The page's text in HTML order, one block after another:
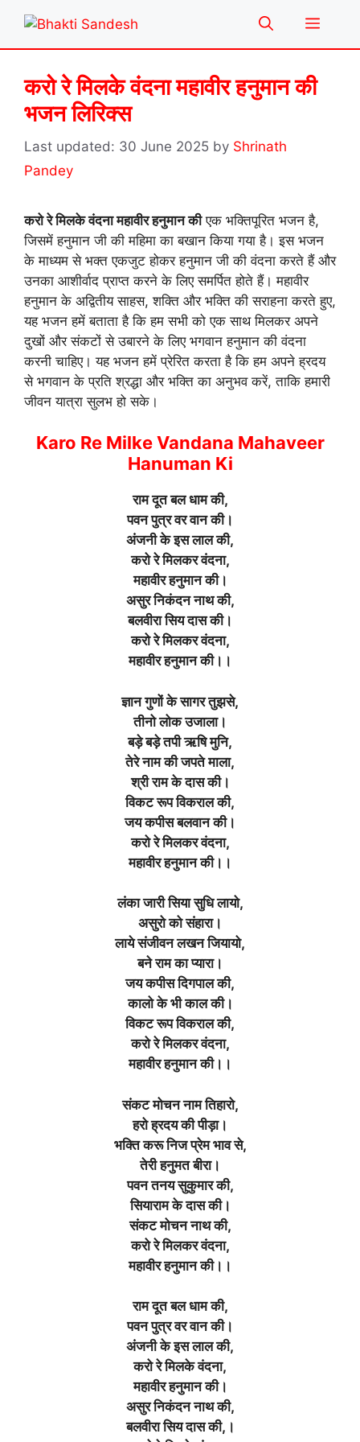
content
Menu
करो रे मिलके वंदना महावीर हनुमान की
भजन लिरिक्स
30 June 2025 by Shrinath
Pandey
करो रे मिलके वंदना महावीर हनुमान कीएक भक्तिपूरित भजन है,
जिसमें हनुमान जी की महिमा का बखान किया गया है। इस भजन
के माध्यम से भक्त एकजुट होकर हनुमान जी की वंदना करते हैं और
उनका आशीर्वाद प्राप्त करने के लिए समर्पित होते हैं। महावीर
हनुमान के अद्वितीय साहस, शक्ति और भक्ति की सराहना करते हुए,
यह भजन हमें बताता है कि हम सभी को एक साथ मिलकर अपने
दुखों और संकटों से उबारने के लिए भगवान हनुमान की वंदना
करनी चाहिए। यह भजन हमें प्रेरित करता है कि हम अपने ह्रदय
से भगवान के प्रति श्रद्धा और भक्ति का अनुभव करें, ताकि हमारी
जीवन यात्रा सुलभ हो सके।
Karo Re Milke Vandana Mahaveer
Hanuman Ki
राम दूत बल धाम की,
पवन पुत्र वर वान की।
अंजनी के इस लाल की,
करो रे मिलकर वंदना,
महावीर हनुमान की।
असुर निकंदन नाथ की,
बलवीरा सिय दास की।
करो रे मिलकर वंदना,
महावीर हनुमान की।।
ज्ञान गुणों के सागर तुझसे,
तीनो लोक उजाला।
बड़े बड़े तपी ऋषि मुनि,
तेरे नाम की जपते माला,
श्री राम के दास की।
विकट रूप विकराल की,
जय कपीस बलवान की।
करो रे मिलकर वंदना,
महावीर हनुमान की।।
लंका जारी सिया सुधि लायो,
असुरो को संहारा।
लाये संजीवन लखन जियायो,
बने राम का प्यारा।
जय कपीस दिगपाल की,
कालो के भी काल की।
विकट रूप विकराल की,
करो रे मिलकर वंदना,
महावीर हनुमान की।।
संकट मोचन नाम तिहारो,
हरो ह्रदय की पीड़ा।
भक्ति करू निज प्रेम भाव से,
तेरी हनुमत बीरा।
पवन तनय सुकुमार की,
सियाराम के दास की।
संकट मोचन नाथ की,
करो रे मिलकर वंदना,
महावीर हनुमान की।।
राम दूत बल धाम की,
पवन पुत्र वर वान की।
अंजनी के इस लाल की,
करो रे मिलके वंदना,
महावीर हनुमान की।
असुर निकंदन नाथ की,
बलवीरा सिय दास की, ।